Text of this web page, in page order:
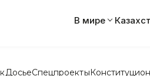
В мире
ДосьеСпецпроекты